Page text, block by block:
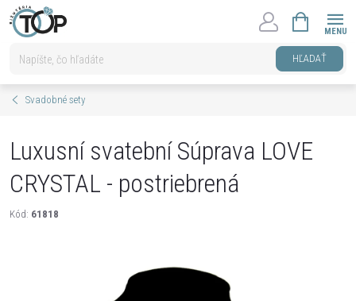
Prejsť
na
HĽADAŤ
KOŠÍK
Svadobné sety
Luxusní svatební Súprava LOVE
CRYSTAL - postriebrená
Kód: 61818